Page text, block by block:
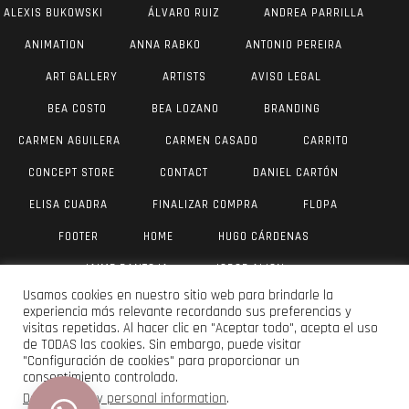
ALEXIS BUKOWSKI ÁLVARO RUIZ ANDREA PARRILLA
ANIMATION ANNA RABKO ANTONIO PEREIRA
ART GALLERY ARTISTS AVISO LEGAL
BEA COSTO BEA LOZANO BRANDING
CARMEN AGUILERA CARMEN CASADO CARRITO
CONCEPT STORE CONTACT DANIEL CARTÓN
ELISA CUADRA FINALIZAR COMPRA FLOPA
FOOTER HOME HUGO CÁRDENAS
JAIME PANTOJA JORGE AIJON
JUAN ANTONIO VALVERDE JULIA YUS LAU DÍAZ
LUIS VANEGAS MAR OLIVER MI CUENTA
MOISÉS SERRANO PABLO SMERLING
POLÍTICA DE PRIVACIDAD PORTFOLIO PLANTILLA
Usamos cookies en nuestro sitio web para brindarle la
experiencia más relevante recordando sus preferencias y
visitas repetidas. Al hacer clic en "Aceptar todo", acepta el uso
de TODAS las cookies. Sin embargo, puede visitar
"Configuración de cookies" para proporcionar un
consentimiento controlado.
Do not sell my personal information.